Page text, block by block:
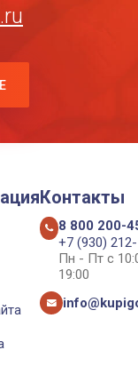
Контакты
8 800 200-
+7 (930)
Пн - Пт с
19:00